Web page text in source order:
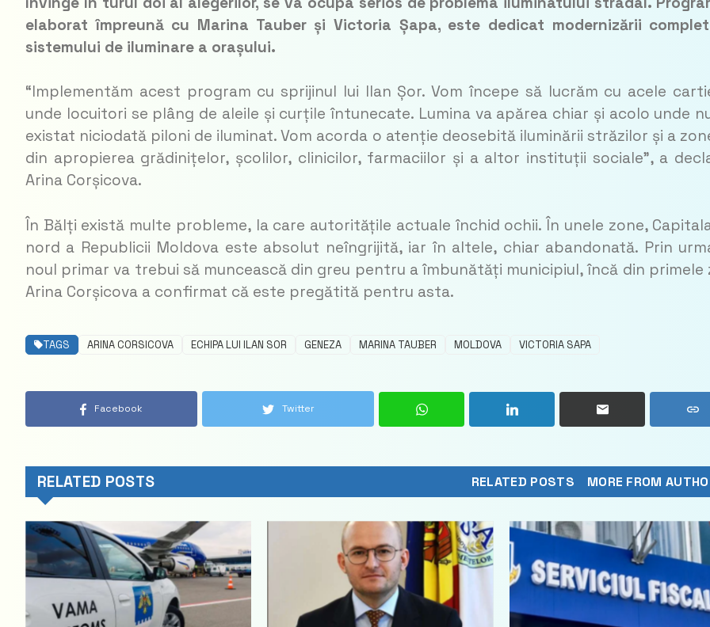
elaborat împreună cu Marina Tauber și Victoria Șapa, este dedicat modernizării
sistemului de iluminare a orașului.
“Implementăm acest program cu sprijinul lui Ilan Șor. Vom începe să lucrăm cu acele
unde locuitori se plâng de aleile și curțile întunecate. Lumina va apărea chiar și acolo unde
existat niciodată piloni de iluminat. Vom acorda o atenție deosebită iluminării străzilor și a
din apropierea grădinițelor, școlilor, clinicilor, farmaciilor și a altor instituții sociale”, a
Arina Corșicova.
În Bălți există multe probleme, la care autoritățile actuale închid ochii. În unele zone,
nord a Republicii Moldova este absolut neîngrijită, iar în altele, chiar abandonată. Prin
noul primar va trebui să muncească din greu pentru a îmbunătăți municipiul, încă din primele
Arina Corșicova a confirmat că este pregătită pentru asta.
TAGS ARINA CORSICOVA ECHIPA LUI ILAN SOR GENEZA MARINA TAUBER MOLDOVA VICTORIA SAPA
Facebook Twitter
RELATED POSTS RELATED POSTS MORE FROM